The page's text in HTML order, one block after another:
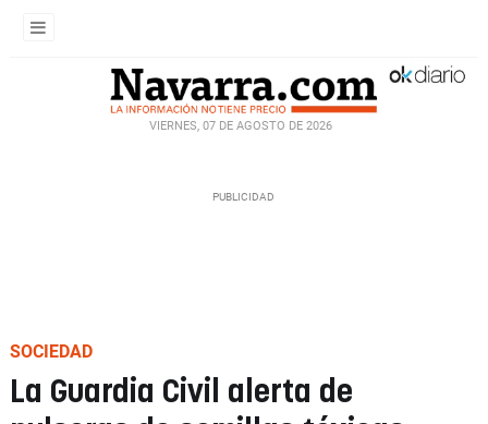
VIERNES, 07 DE AGOSTO DE 2026
SOCIEDAD
La Guardia Civil alerta de